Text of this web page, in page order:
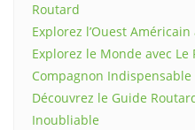
Routard
Explorez l’Ouest
Explorez le Monde avec Le
Compagnon Indispensable
Découvrez le Guide
Inoubliable